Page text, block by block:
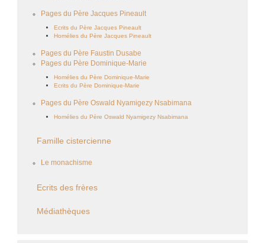
Pages du Père Jacques Pineault
Ecrits du Père Jacques Pineault
Homélies du Père Jacques Pineault
Pages du Père Faustin Dusabe
Pages du Père Dominique-Marie
Homélies du Père Dominique-Marie
Ecrits du Père Dominique-Marie
Pages du Père Oswald Nyamigezy Nsabimana
Homélies du Père Oswald Nyamigezy Nsabimana
Famille cistercienne
Le monachisme
Ecrits des frères
Médiathèques